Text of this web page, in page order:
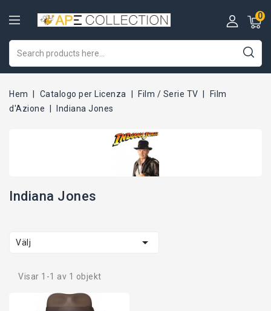
0
Hem Catalogo per Licenza Film / Serie TV
Film
d'Azione
Indiana Jones
Indiana Jones
Välj 
Visar 1-1 av 1 objekt